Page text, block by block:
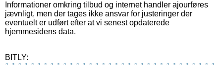
Informationer omkring tilbud og internet handler ajourføres
jævnligt, men der tages ikke ansvar for justeringer der
eventuelt er udført efter at vi senest opdaterede
hjemmesidens data.
BITLY: